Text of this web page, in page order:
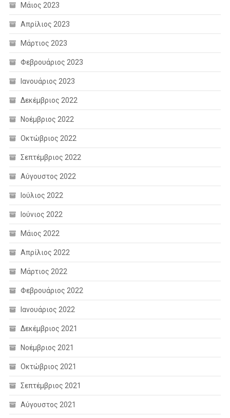
Μάιος 2023
Απρίλιος 2023
Μάρτιος 2023
Φεβρουάριος 2023
Ιανουάριος 2023
Δεκέμβριος 2022
Νοέμβριος 2022
Οκτώβριος 2022
Σεπτέμβριος 2022
Αύγουστος 2022
Ιούλιος 2022
Ιούνιος 2022
Μάιος 2022
Απρίλιος 2022
Μάρτιος 2022
Φεβρουάριος 2022
Ιανουάριος 2022
Δεκέμβριος 2021
Νοέμβριος 2021
Οκτώβριος 2021
Σεπτέμβριος 2021
Αύγουστος 2021